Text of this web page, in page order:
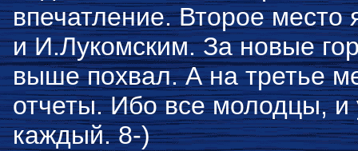
впечатление. Второе
и И.Лукомским. За новые
выше похвал. А на третье
отчеты. Ибо все молодцы, и
каждый. 8-)